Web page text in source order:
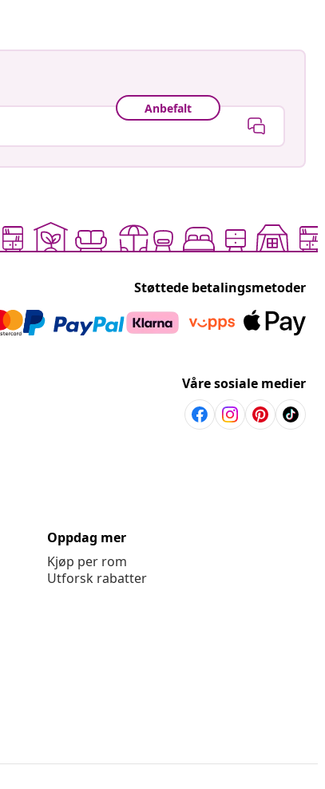
Anbefalt
Støttede betalingsmetoder
Våre sosiale medier
Oppdag mer
Kjøp per rom
Utforsk rabatter